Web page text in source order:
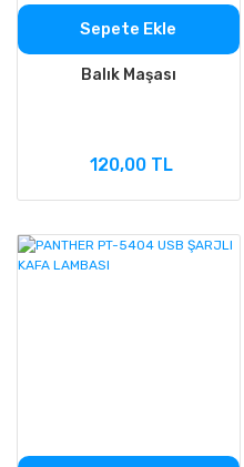
Sepete Ekle
Balık Maşası
120,00 TL